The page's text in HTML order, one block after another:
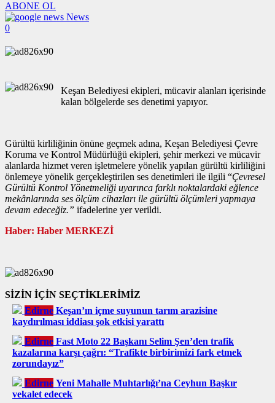
ABONE OL
News
0
Keşan Belediyesi ekipleri, mücavir alanları içerisinde
kalan bölgelerde ses denetimi yapıyor.
Gürültü kirliliğinin önüne geçmek adına, Keşan Belediyesi Çevre
Koruma ve Kontrol Müdürlüğü ekipleri, şehir merkezi ve mücavir
alanlarda hizmet veren işletmelere yönelik yapılan gürültü kirliliğini
önlemeye yönelik gerçekleştirilen ses denetimleri ile ilgili “Çevresel
Gürültü Kontrol Yönetmeliği uyarınca farklı noktalardaki eğlence
mekânlarında ses ölçüm cihazları ile gürültü ölçümleri yapmaya
devam edeceğiz.” ifadelerine yer verildi.
Haber: Haber MERKEZİ
SİZİN İÇİN SEÇTİKLERİMİZ
Edirne Keşan’ın içme suyunun tarım arazisine
kaydırılması iddiası şok etkisi yarattı
Edirne Fast Moto 22 Başkanı Selim Şen’den trafik
kazalarına karşı çağrı: “Trafikte birbirimizi fark etmek
zorundayız”
Edirne Yeni Mahalle Muhtarlığı’na Ceyhun Başkır
vekalet edecek